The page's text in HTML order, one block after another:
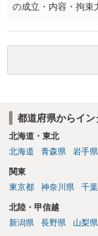
の成立・内容・拘束
みてはいかがでしょ
であれば）書面で退
都道府県からイ
北海道・東北
北海道
青森県 岩手県
関東
東京都
神奈川県 千
北陸・甲信越
新潟県
長野県 山梨県